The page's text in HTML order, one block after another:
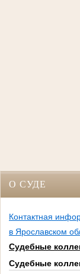
О СУДЕ
Контактная
в Ярославском
Судебные
Судебные